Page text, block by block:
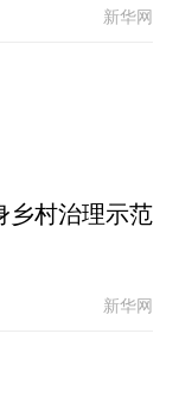
新华网
乡村治理示范
新华网